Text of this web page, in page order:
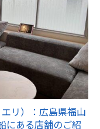
リ）：広島県福山
にある店舗のご紹